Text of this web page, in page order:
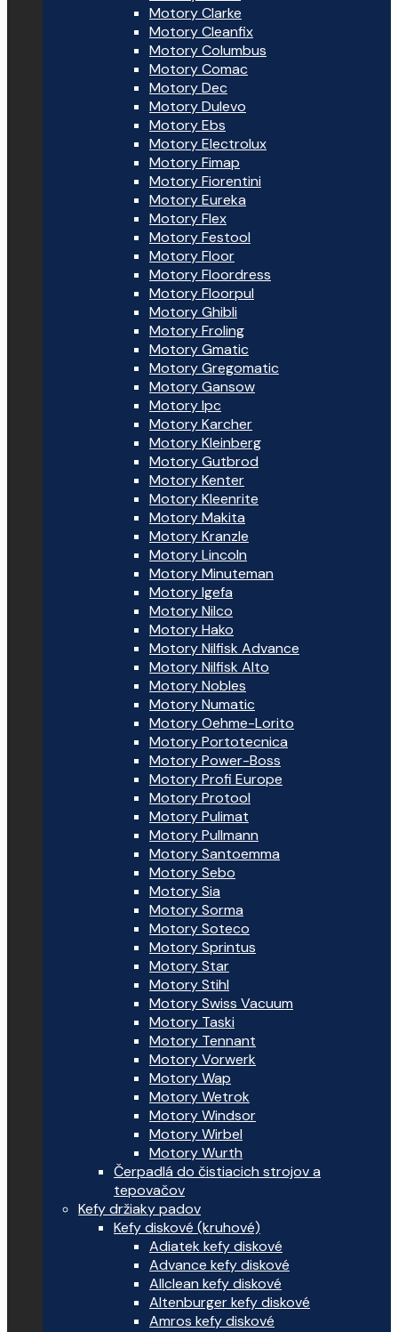
Motory Clarke
Motory Cleanfix
Motory Columbus
Motory Comac
Motory Dec
Motory Dulevo
Motory Ebs
Motory Electrolux
Motory Fimap
Motory Fiorentini
Motory Eureka
Motory Flex
Motory Festool
Motory Floor
Motory Floordress
Motory Floorpul
Motory Ghibli
Motory Froling
Motory Gmatic
Motory Gregomatic
Motory Gansow
Motory Ipc
Motory Karcher
Motory Kleinberg
Motory Gutbrod
Motory Kenter
Motory Kleenrite
Motory Makita
Motory Kranzle
Motory Lincoln
Motory Minuteman
Motory Igefa
Motory Nilco
Motory Hako
Motory Nilfisk Advance
Motory Nilfisk Alto
Motory Nobles
Motory Numatic
Motory Oehme-Lorito
Motory Portotecnica
Motory Power-Boss
Motory Profi Europe
Motory Protool
Motory Pulimat
Motory Pullmann
Motory Santoemma
Motory Sebo
Motory Sia
Motory Sorma
Motory Soteco
Motory Sprintus
Motory Star
Motory Stihl
Motory Swiss Vacuum
Motory Taski
Motory Tennant
Motory Vorwerk
Motory Wap
Motory Wetrok
Motory Windsor
Motory Wirbel
Motory Wurth
Čerpadlá do čistiacich strojov a
tepovačov
Kefy držiaky padov
Kefy diskové (kruhové)
Adiatek kefy diskové
Advance kefy diskové
Allclean kefy diskové
Altenburger kefy diskové
Amros kefy diskové